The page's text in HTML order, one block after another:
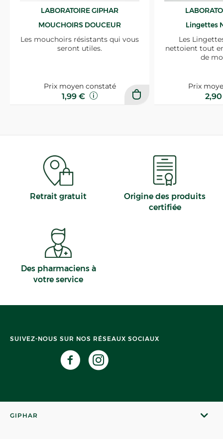
LABORATOIRE GIPHAR
MOUCHOIRS DOUCEUR
Les mouchoirs résistants qui vous
seront utiles.
Prix moyen constaté
1,99 €
Lingettes
Les
nettoient tout
de
Prix
Retrait gratuit
Origine des produits
certifiée
Des pharmaciens à
votre service
SUIVEZ-NOUS SUR NOS RÉSEAUX SOCIAUX
GIPHAR